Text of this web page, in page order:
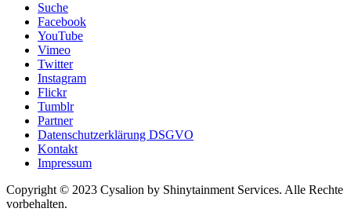
Suche
Facebook
YouTube
Vimeo
Twitter
Instagram
Flickr
Tumblr
Partner
Datenschutzerklärung DSGVO
Kontakt
Impressum
Copyright © 2023 Cysalion by Shinytainment Services. Alle Rechte
vorbehalten.